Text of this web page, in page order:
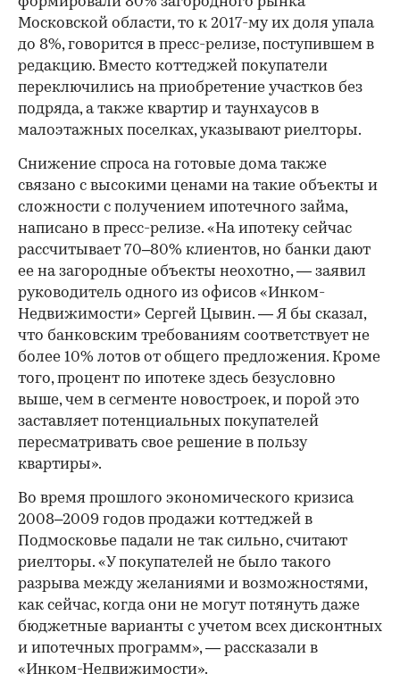
Московской области, то к 2017-му их доля упала
до 8%, говорится в пресс-релизе, поступившем в
редакцию. Вместо коттеджей покупатели
переключились на приобретение участков без
подряда, а также квартир и таунхаусов в
малоэтажных поселках, указывают риелторы.
Снижение спроса на готовые дома также
связано с высокими ценами на такие объекты и
сложности с получением ипотечного займа,
написано в пресс-релизе. «На ипотеку сейчас
рассчитывает 70–80% клиентов, но банки дают
ее на загородные объекты неохотно, — заявил
руководитель одного из офисов «Инком-
Недвижимости» Сергей Цывин. — Я бы сказал,
что банковским требованиям соответствует не
более 10% лотов от общего предложения. Кроме
того, процент по ипотеке здесь безусловно
выше, чем в сегменте новостроек, и порой это
заставляет потенциальных покупателей
пересматривать свое решение в пользу
квартиры».
Во время прошлого экономического кризиса
2008–2009 годов продажи коттеджей в
Подмосковье падали не так сильно, считают
риелторы. «У покупателей не было такого
разрыва между желаниями и возможностями,
как сейчас, когда они не могут потянуть даже
бюджетные варианты с учетом всех дисконтных
и ипотечных программ», — рассказали в
«Инком-Недвижимости».